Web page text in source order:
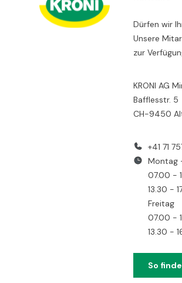
Dürfen wir
Unsere
zur
KRONI AG
Bafflesstr. 5
CH-9450
+41 71
Montag
07.00 -
13.30 -
Freitag
07.00 -
13.30 -
So